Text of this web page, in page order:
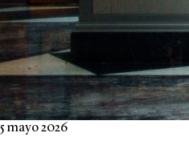
5 mayo 2026